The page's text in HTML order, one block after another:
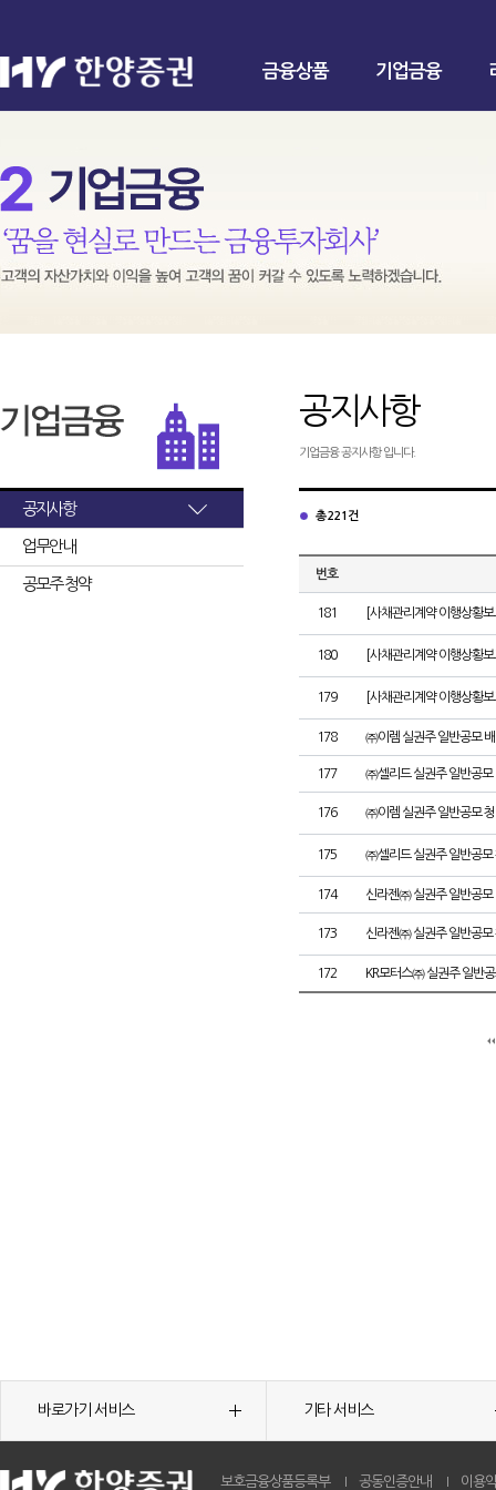
금융상품 기업금융
공지사항
업무안내
공모주 청약
공지사항
기업금융 공지사항 입니다.
총 221건
번호
181 [사채관리계약 이행상황
180 [사채관리계약 이행상황
179 [사채관리계약 이행상황
178 ㈜이렘 실권주 일반공모
177 ㈜셀리드 실권주 일반공모
176 ㈜이렘 실권주 일반공모
175 ㈜셀리드 실권주 일반공모
174 신라젠㈜ 실권주 일반공모
173 신라젠㈜ 실권주 일반공모
172 KR모터스㈜ 실권주 일반
바로가기 서비스 기타 서비스
보호금융상품등록부 공동인증안내 이용